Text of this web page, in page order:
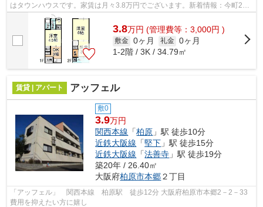
はタウンハウスです。家賃は月々3.8万円でございます。新着情報：今町2丁
目テラスハウスの空室情報ならコチラ。...
3.8万円 (管理費等：3,000円 )
敷金 0ヶ月 礼金 0ヶ月
1-2階 / 3K / 34.79㎡
賃貸 | アパート アッフェル
敷0
3.9万円
関西本線 「柏原 」駅 徒歩10分
近鉄大阪線 「堅下 」駅 徒歩15分
近鉄大阪線 「法善寺 」駅 徒歩19分
築20年 / 26.40㎡
大阪府柏原市本郷２丁目
「アッフェル」 関西本線 柏原駅 徒歩12分 大阪府柏原市本郷2－2－33
費用を抑えたい方に嬉し